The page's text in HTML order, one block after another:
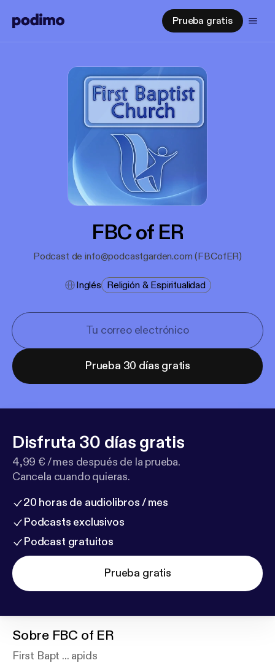
Prueba gratis
FBC of ER
Podcast de info@podcastgarden.com (FBCofER)
Inglés Religión & Espiritualidad
Prueba 30 días gratis
Disfruta 30 días gratis
4,99 € / mes después de la prueba.
Cancela cuando quieras.
20 horas de audiolibros / mes
Podcasts exclusivos
Podcast gratuitos
Prueba gratis
Sobre FBC of ER
First Bapt ... apids